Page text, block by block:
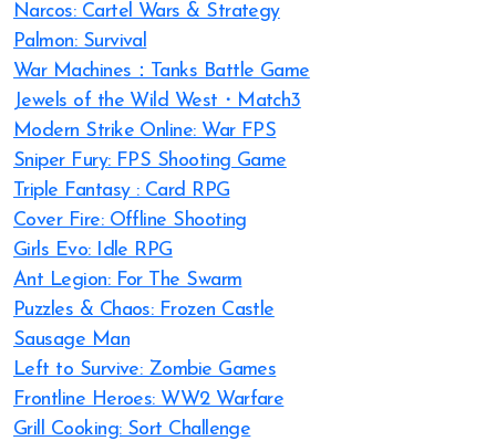
Narcos: Cartel Wars & Strategy
Palmon: Survival
War Machines：Tanks Battle Game
Jewels of the Wild West・Match3
Modern Strike Online: War FPS
Sniper Fury: FPS Shooting Game
Triple Fantasy : Card RPG
Cover Fire: Offline Shooting
Girls Evo: Idle RPG
Ant Legion: For The Swarm
Puzzles & Chaos: Frozen Castle
Sausage Man
Left to Survive: Zombie Games
Frontline Heroes: WW2 Warfare
Grill Cooking: Sort Challenge